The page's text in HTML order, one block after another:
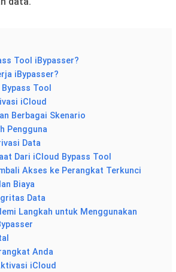
Tool iBypasser?
iBypasser?
Tool
iCloud
Berbagai Skenario
Pengguna
Data
Dari iCloud Bypass Tool
Akses ke Perangkat Terkunci
Biaya
Data
Langkah untuk Menggunakan
Anda
iCloud